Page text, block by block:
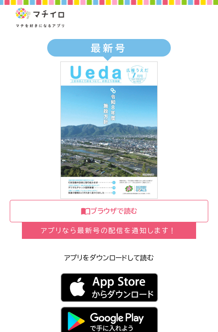
最新号
ブラウザで読む
アプリなら最新号の配信を通知します！
アプリをダウンロードして読む